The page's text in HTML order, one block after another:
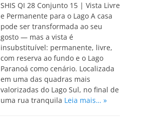
SHIS QI 28 Conjunto 15 | Vista Livre
e Permanente para o Lago A casa
pode ser transformada ao seu
gosto — mas a vista é
insubstituível: permanente, livre,
com reserva ao fundo e o Lago
Paranoá como cenário. Localizada
em uma das quadras mais
valorizadas do Lago Sul, no final de
uma rua tranquila Leia mais… »